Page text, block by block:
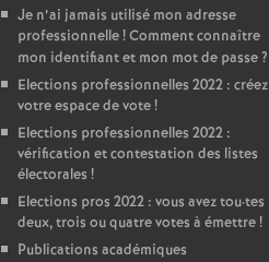
Je n’ai jamais utilisé mon adresse
professionnelle! Comment connaître
mon identifiant et mon mot de passe?
Elections professionnelles 2022 : créez
votre espace de vote!
Elections professionnelles 2022 :
vérification et contestation des listes
électorales !
Elections pros 2022 : vous avez tou·tes
deux, trois ou quatre votes à émettre!
Publications académiques